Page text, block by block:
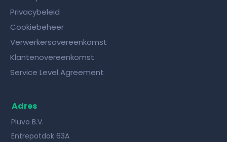
Privacybeleid
Cookiebeheer
Verwerkersovereenkomst
Klantenovereenkomst
Service Level Agreement
Adres
Pluvo B.V.
Entrepotdok 63A